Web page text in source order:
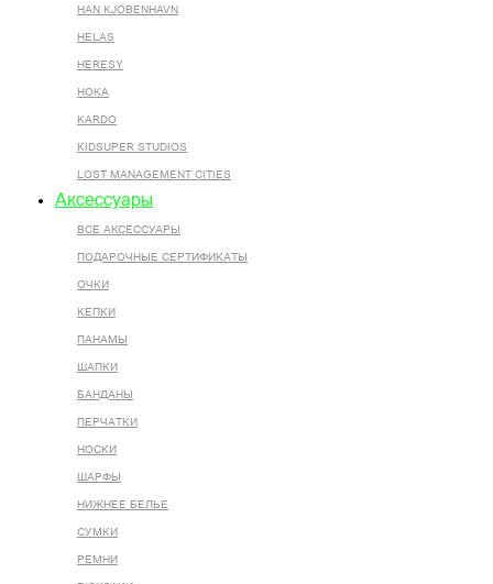
HAN KJOBENHAVN
HELAS
HERESY
HOKA
KARDO
KIDSUPER STUDIOS
LOST MANAGEMENT CITIES
Аксессуары
ВСЕ AКСЕССУАРЫ
ПОДАРОЧНЫЕ СЕРТИФИКАТЫ
ОЧКИ
КЕПКИ
ПАНАМЫ
ШАПКИ
БАНДАНЫ
ПЕРЧАТКИ
НОСКИ
ШАРФЫ
НИЖНЕЕ БЕЛЬЕ
СУМКИ
РЕМНИ